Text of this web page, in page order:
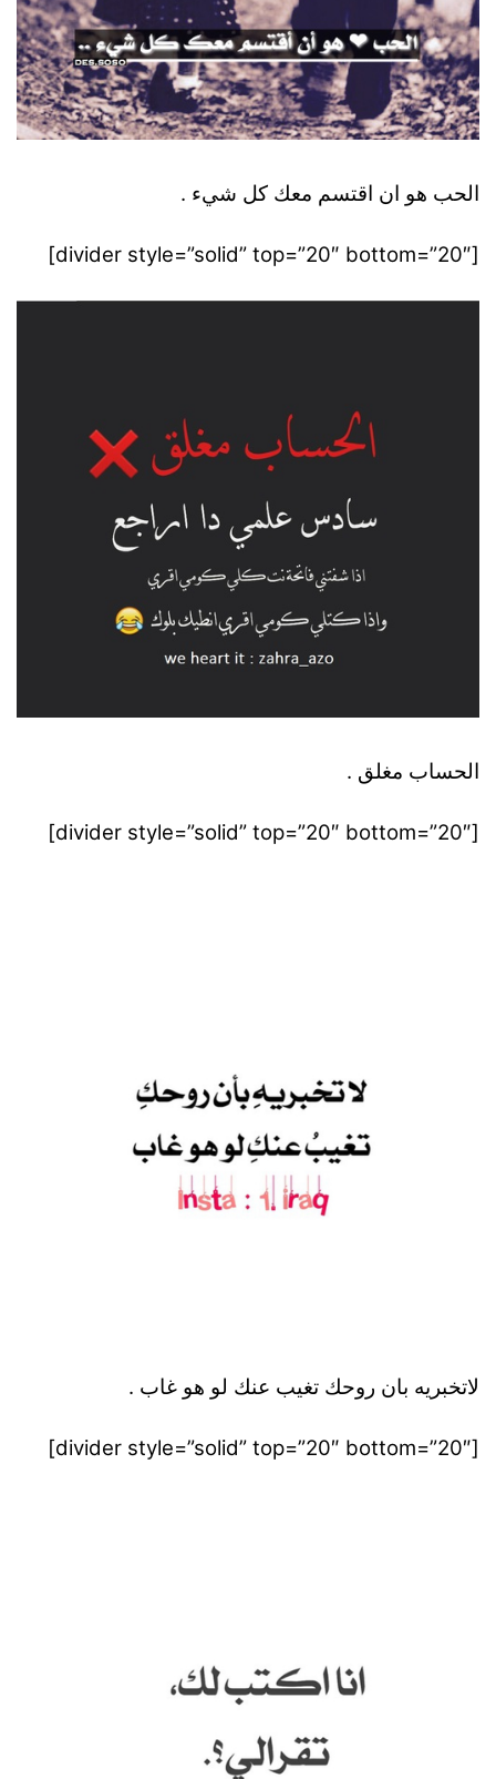
الحب هو ان اقتسم معك كل شيء .
[divider style=”solid” top=”20″ bottom=”20″]
الحساب مغلق .
[divider style=”solid” top=”20″ bottom=”20″]
لاتخبريه بان روحك تغيب عنك لو هو غاب .
[divider style=”solid” top=”20″ bottom=”20″]